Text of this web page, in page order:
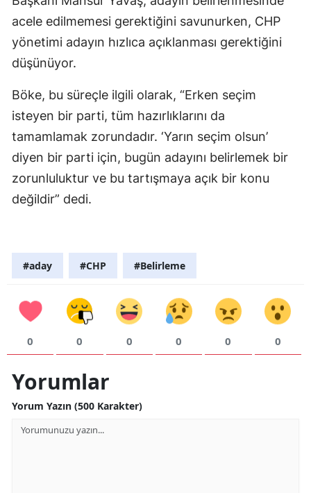
acele edilmemesi gerektiğini savunurken, CHP
yönetimi adayın hızlıca açıklanması gerektiğini
düşünüyor.
Böke, bu süreçle ilgili olarak, “Erken seçim
isteyen bir parti, tüm hazırlıklarını da
tamamlamak zorundadır. ‘Yarın seçim olsun’
diyen bir parti için, bugün adayını belirlemek bir
zorunluluktur ve bu tartışmaya açık bir konu
değildir” dedi.
#aday #CHP #Belirleme
0 0 0 0 0 0
Yorumlar
Yorum Yazın (500 Karakter)